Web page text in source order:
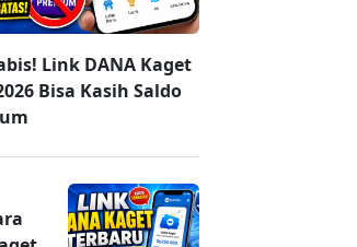
Link DANA Kaget
Bisa Kasih Saldo